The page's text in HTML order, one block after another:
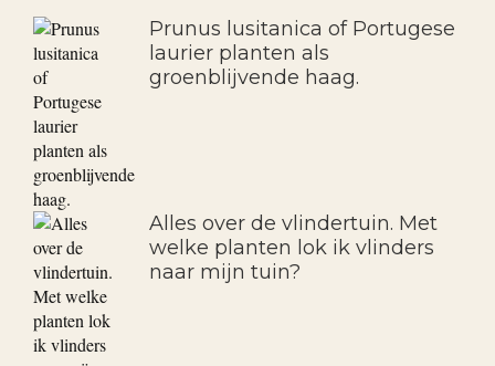
Prunus lusitanica of Portugese
laurier planten als
groenblijvende haag.
Alles over de vlindertuin. Met
welke planten lok ik vlinders
naar mijn tuin?